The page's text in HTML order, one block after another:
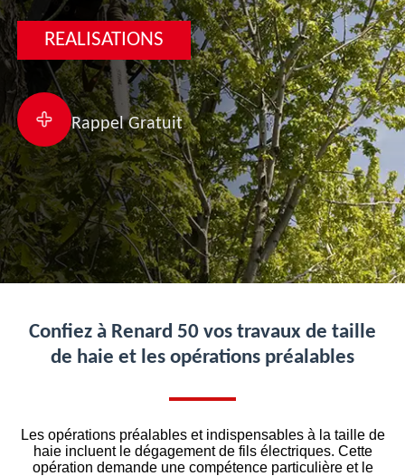
REALISATIONS
Rappel Gratuit
Confiez à Renard 50 vos travaux de taille
de haie et les opérations préalables
Les opérations préalables et indispensables à la taille de
haie incluent le dégagement de fils électriques. Cette
opération demande une compétence particulière et le